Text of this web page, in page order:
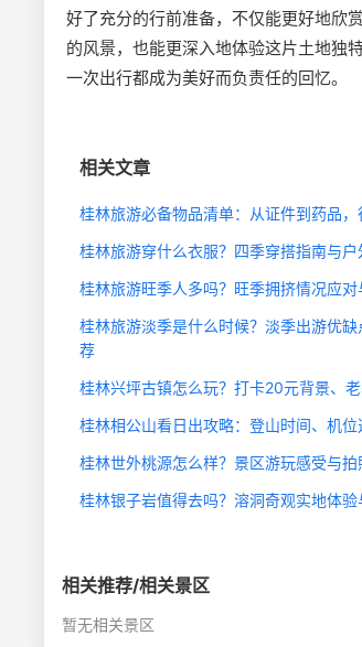
好了充分的行前准备，不仅能更好地欣
的风景，也能更深入地体验这片土地独
一次出行都成为美好而负责任的回忆。
相关文章
桂林旅游必备物品清单：从证件到药品
桂林旅游穿什么衣服？四季穿搭指南与
桂林旅游旺季人多吗？旺季拥挤情况应
桂林旅游淡季是什么时候？淡季出游优
荐
桂林兴坪古镇怎么玩？打卡20元背景、
桂林相公山看日出攻略：登山时间、机
桂林世外桃源怎么样？景区游玩感受与
桂林银子岩值得去吗？溶洞奇观实地体
相关推荐/相关景区
暂无相关景区